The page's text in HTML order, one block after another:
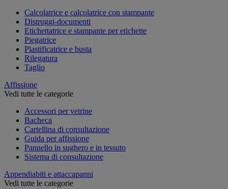
Calcolatrice e calcolatrice con stampante
Distruggi-documenti
Etichettatrice e stampante per etichette
Piegatrice
Plastificatrice e busta
Rilegatura
Taglio
Affissione
Vedi tutte le categorie
Accessori per vetrine
Bacheca
Cartellina di consultazione
Guida per affissione
Pannello in sughero e in tessuto
Sistema di consultazione
Appendiabiti e attaccapanni
Vedi tutte le categorie